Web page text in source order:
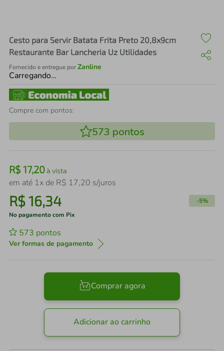
Cesto para Servir Batata Frita Preto 20,8x9cm
Restaurante Bar Lancheria Uz Utilidades
Fornecido e entregue porZanline
Carregando…
Compre com pontos:
573 pontos
R$ 17,20à vista
em até 1x de R$ 17,20 s/juros
R$16,34 -5%
No pagamento com Pix
573 pontos
Ver formas de pagamento
Comprar agora
Adicionar ao carrinho